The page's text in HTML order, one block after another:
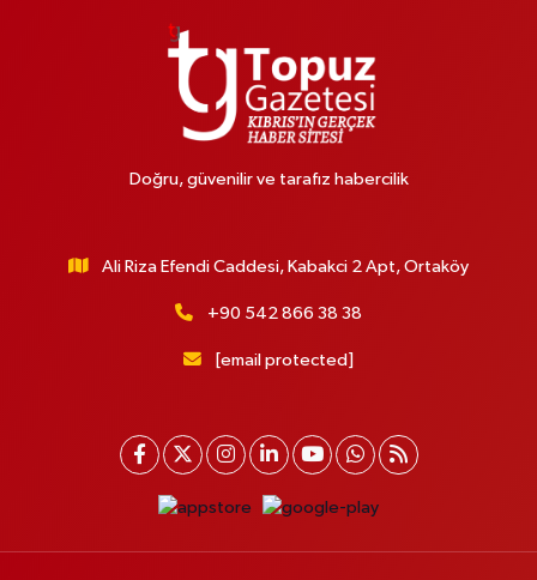
Doğru, güvenilir ve tarafız habercilik
Ali Riza Efendi Caddesi, Kabakci 2 Apt, Ortaköy
+90 542 866 38 38
[email protected]